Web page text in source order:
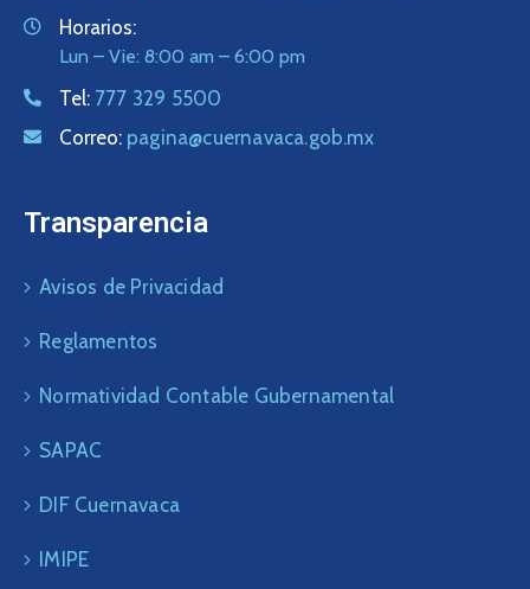
Horarios:
Lun – Vie: 8:00 am – 6:00 pm
Tel: 777 329 5500
Correo: pagina@cuernavaca.gob.mx
Transparencia
Avisos de Privacidad
Reglamentos
Normatividad Contable Gubernamental
SAPAC
DIF Cuernavaca
IMIPE